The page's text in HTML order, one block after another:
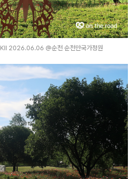
2026.06.06 @순천 순천만국가정원